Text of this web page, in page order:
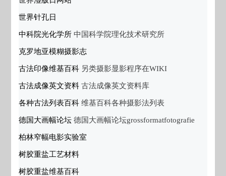
世界针孔日
中科院光化学所 中国科学院理化技术研究所
克罗地亚模糊摄影志
古法印像维基百科 另类摄影显影程序在WIKI
古法成像英文资料 古法成像英文资料库
各种古法列表百科 维基百科各种摄影法列表
德国大画幅论坛 德国大画幅论坛grossformatfotografie
柏林窄幅电影实验室
树胶重盐工艺材料
树胶重盐维基百科